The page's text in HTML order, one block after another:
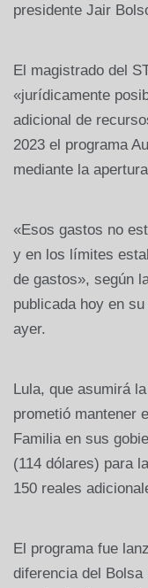
presidente Jair
El magistrado del
«jurídicamente
adicional de
2023 el programa
mediante la
«Esos gastos no
y en los límites
de gastos», según
publicada hoy en
ayer.
Lula, que asumirá
prometió mantener
Familia en sus
(114 dólares) para
150 reales
El programa fue
diferencia del